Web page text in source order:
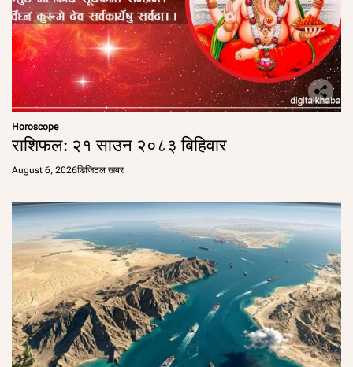
Horoscope
राशिफल: २१ साउन २०८३ बिहिवार
August 6, 2026डिजिटल खबर